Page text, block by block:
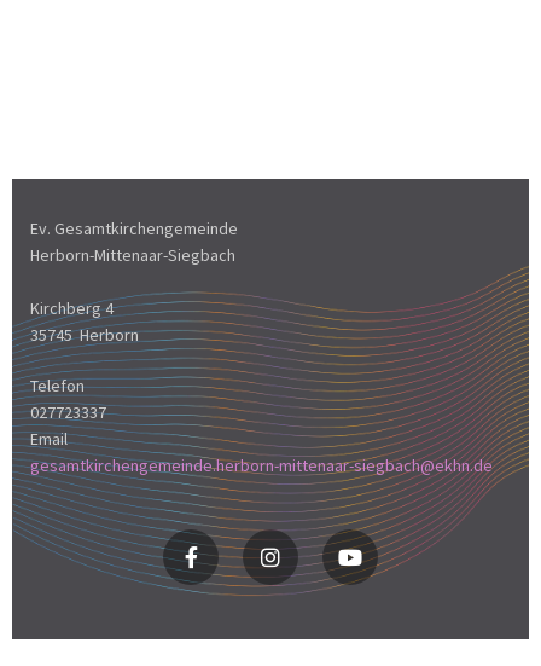
Ev. Gesamtkirchengemeinde
Herborn-Mittenaar-Siegbach
Kirchberg 4
35745 Herborn
Telefon
027723337
Email
gesamtkirchengemeinde.herborn-mittenaar-siegbach@ekhn.de